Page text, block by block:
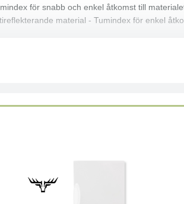
för snabb och enkel åtkomst till
material - Tumindex för enkel